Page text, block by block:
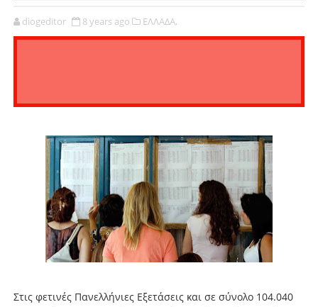
diogeditor 8 years ago ΕΛΛΑΔΑ,
Στις φετινές Πανελλήνιες Εξετάσεις και σε σύνολο 104.040